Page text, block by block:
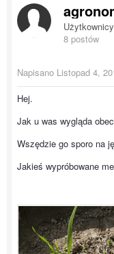
Użytkownicy
8 postów
Napisano Listopad 4,
Hej.
Jak u was wygląda
Wszędzie go sporo na
Jakieś wypróbowane